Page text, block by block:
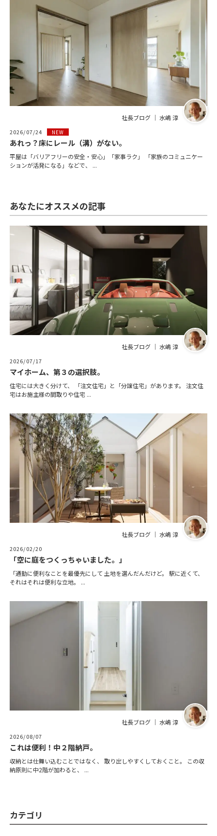
社長ブログ ｜ 水嶋 淳
2026/07/24 NEW
あれっ？床にレール（溝）がない。
平屋は「バリアフリーの安全・安心」「家事ラク」 「家族のコミュニケー
ションが活発になる」などで、 ...
あなたにオススメの記事
社長ブログ ｜ 水嶋 淳
2026/07/17
マイホーム、第３の選択肢。
住宅には大きく分けて、 「注文住宅」と「分譲住宅」があります。 注文住
宅はお施主様の間取りや住宅 ...
社長ブログ ｜ 水嶋 淳
2026/02/20
「空に庭をつくっちゃいました。」
「通勤に便利なことを最優先にして 土地を選んだんだけど。 駅に近くて、
それはそれは便利な立地。 ...
社長ブログ ｜ 水嶋 淳
2026/08/07
これは便利！中２階納戸。
収納とは仕舞い込むことではなく、 取り出しやすくしておくこと。 この収
納原則に中2階が加わると、 ...
カテゴリ